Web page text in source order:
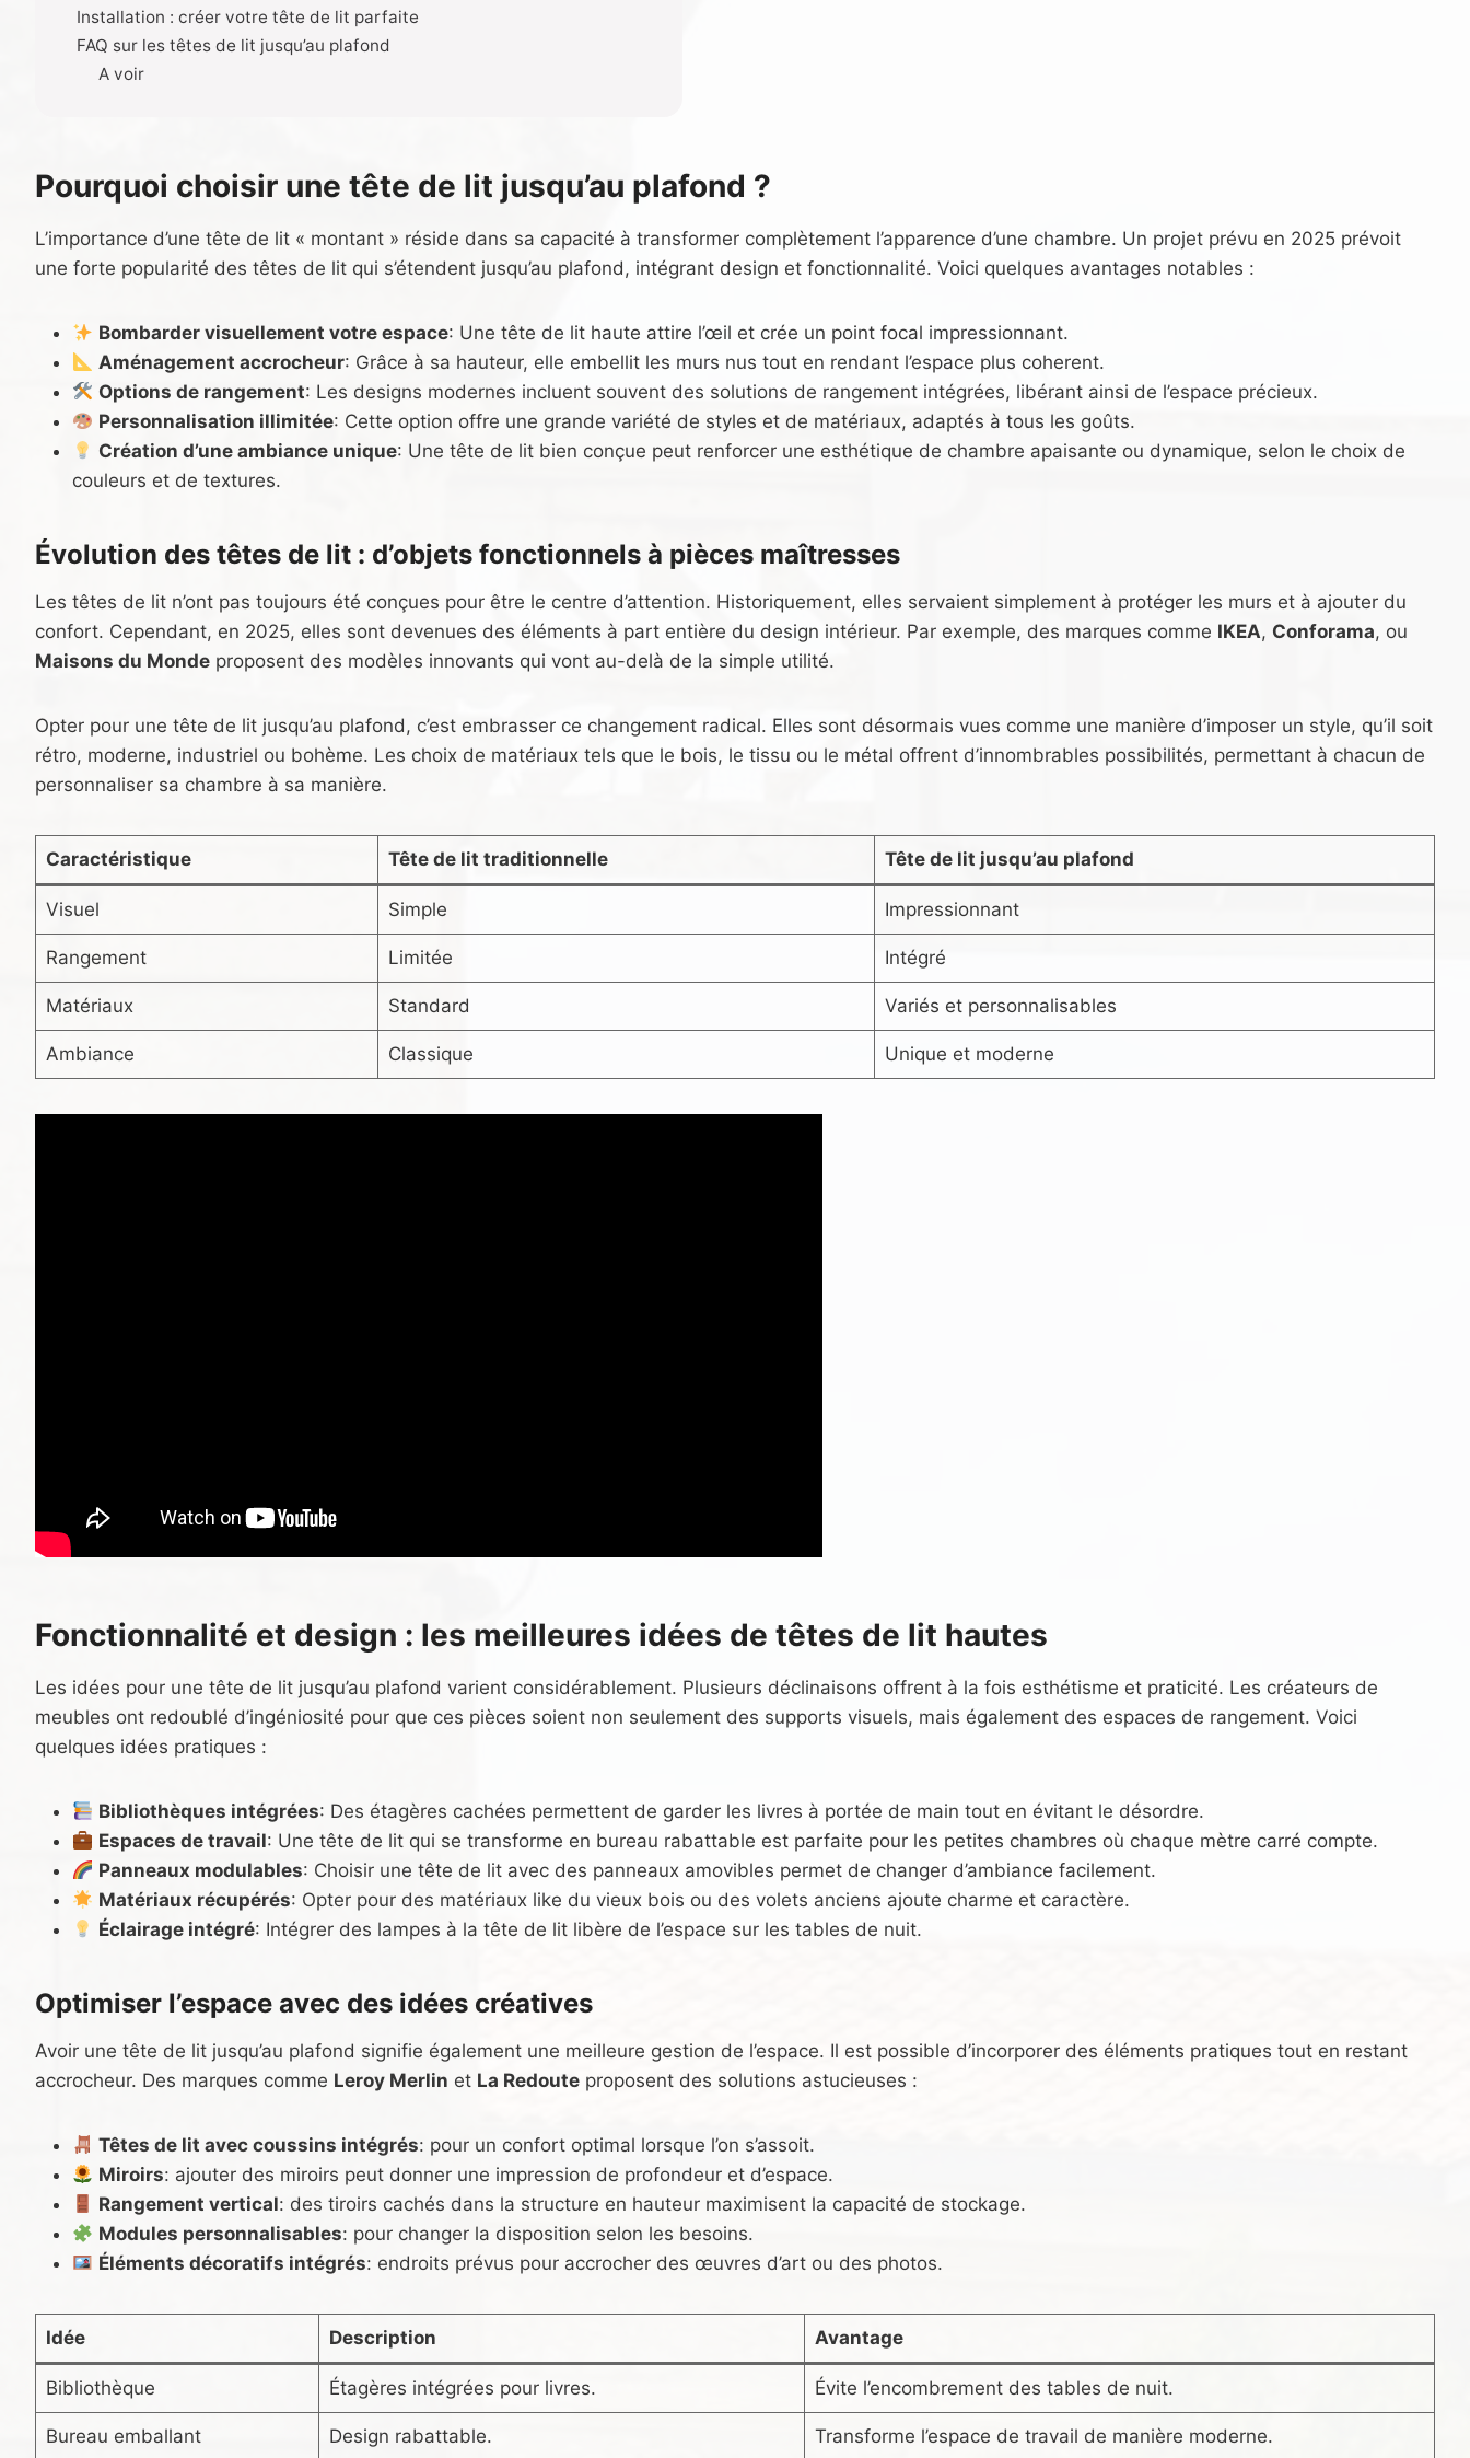
Installation : créer votre tête de lit parfaite
FAQ sur les têtes de lit jusqu’au plafond
A voir
Pourquoi choisir une tête de lit jusqu’au plafond ?
L’importance d’une tête de lit « montant » réside dans sa capacité à transformer complètement l’apparence d’une chambre. Un projet prévu en 2025 prévoit
une forte popularité des têtes de lit qui s’étendent jusqu’au plafond, intégrant design et fonctionnalité. Voici quelques avantages notables :
Bombarder visuellement votre espace: Une tête de lit haute attire l’œil et crée un point focal impressionnant.
Aménagement accrocheur: Grâce à sa hauteur, elle embellit les murs nus tout en rendant l’espace plus coherent.
Options de rangement: Les designs modernes incluent souvent des solutions de rangement intégrées, libérant ainsi de l’espace précieux.
Personnalisation illimitée: Cette option offre une grande variété de styles et de matériaux, adaptés à tous les goûts.
Création d’une ambiance unique: Une tête de lit bien conçue peut renforcer une esthétique de chambre apaisante ou dynamique, selon le choix de
couleurs et de textures.
Évolution des têtes de lit : d’objets fonctionnels à pièces maîtresses
Les têtes de lit n’ont pas toujours été conçues pour être le centre d’attention. Historiquement, elles servaient simplement à protéger les murs et à ajouter du
confort. Cependant, en 2025, elles sont devenues des éléments à part entière du design intérieur. Par exemple, des marques comme IKEA, Conforama, ou
Maisons du Monde proposent des modèles innovants qui vont au-delà de la simple utilité.
Opter pour une tête de lit jusqu’au plafond, c’est embrasser ce changement radical. Elles sont désormais vues comme une manière d’imposer un style, qu’il soit
rétro, moderne, industriel ou bohème. Les choix de matériaux tels que le bois, le tissu ou le métal offrent d’innombrables possibilités, permettant à chacun de
personnaliser sa chambre à sa manière.
Caractéristique Tête de lit traditionnelle Tête de lit jusqu’au plafond
Visuel Simple Impressionnant
Rangement Limitée Intégré
Matériaux Standard Variés et personnalisables
Ambiance Classique Unique et moderne
Fonctionnalité et design : les meilleures idées de têtes de lit hautes
Les idées pour une tête de lit jusqu’au plafond varient considérablement. Plusieurs déclinaisons offrent à la fois esthétisme et praticité. Les créateurs de
meubles ont redoublé d’ingéniosité pour que ces pièces soient non seulement des supports visuels, mais également des espaces de rangement. Voici
quelques idées pratiques :
Bibliothèques intégrées: Des étagères cachées permettent de garder les livres à portée de main tout en évitant le désordre.
Espaces de travail: Une tête de lit qui se transforme en bureau rabattable est parfaite pour les petites chambres où chaque mètre carré compte.
Panneaux modulables: Choisir une tête de lit avec des panneaux amovibles permet de changer d’ambiance facilement.
Matériaux récupérés: Opter pour des matériaux like du vieux bois ou des volets anciens ajoute charme et caractère.
Éclairage intégré: Intégrer des lampes à la tête de lit libère de l’espace sur les tables de nuit.
Optimiser l’espace avec des idées créatives
Avoir une tête de lit jusqu’au plafond signifie également une meilleure gestion de l’espace. Il est possible d’incorporer des éléments pratiques tout en restant
accrocheur. Des marques comme Leroy Merlin et La Redoute proposent des solutions astucieuses :
Têtes de lit avec coussins intégrés: pour un confort optimal lorsque l’on s’assoit.
Miroirs: ajouter des miroirs peut donner une impression de profondeur et d’espace.
Rangement vertical: des tiroirs cachés dans la structure en hauteur maximisent la capacité de stockage.
Modules personnalisables: pour changer la disposition selon les besoins.
Éléments décoratifs intégrés: endroits prévus pour accrocher des œuvres d’art ou des photos.
Idée Description Avantage
Bibliothèque Étagères intégrées pour livres. Évite l’encombrement des tables de nuit.
Bureau emballant Design rabattable. Transforme l’espace de travail de manière moderne.